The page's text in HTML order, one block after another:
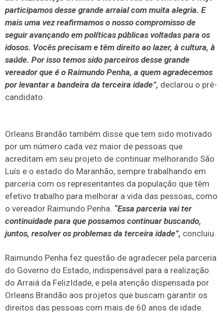
participamos desse grande arraial com muita alegria. E
mais uma vez reafirmamos o nosso compromisso de
seguir avançando em políticas públicas voltadas para os
idosos. Vocês precisam e têm direito ao lazer, à cultura, à
saúde. Por isso temos sido parceiros desse grande
vereador que é o Raimundo Penha, a quem agradecemos
por levantar a bandeira da terceira idade”, declarou o pré-
candidato.
Orleans Brandão também disse que tem sido motivado
por um número cada vez maior de pessoas que
acreditam em seu projeto de continuar melhorando São
Luís e o estado do Maranhão, sempre trabalhando em
parceria com os representantes da população que têm
efetivo trabalho para melhorar a vida das pessoas, como
o vereador Raimundo Penha. “Essa parceria vai ter
continuidade para que possamos continuar buscando,
juntos, resolver os problemas da terceira idade”, concluiu.
Raimundo Penha fez questão de agradecer pela parceria
do Governo do Estado, indispensável para a realização
do Arraiá da FelizIdade, e pela atenção dispensada por
Orleans Brandão aos projetos que buscam garantir os
direitos das pessoas com mais de 60 anos de idade.